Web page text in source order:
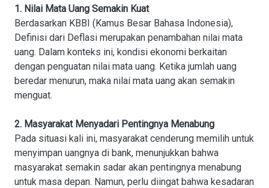
1. Nilai Mata Uang Semakin Kuat
Berdasarkan KBBI (Kamus Besar Bahasa Indonesia),
Definisi dari Deflasi merupakan penambahan nilai mata
uang. Dalam konteks ini, kondisi ekonomi berkaitan
dengan penguatan nilai mata uang. Ketika jumlah uang
beredar menurun, maka nilai mata uang akan semakin
menguat.
2. Masyarakat Menyadari Pentingnya Menabung
Pada situasi kali ini, masyarakat cenderung memilih untuk
menyimpan uangnya di bank, menunjukkan bahwa
masyarakat semakin sadar akan pentingnya menabung
untuk masa depan. Namun, perlu diingat bahwa kesadaran